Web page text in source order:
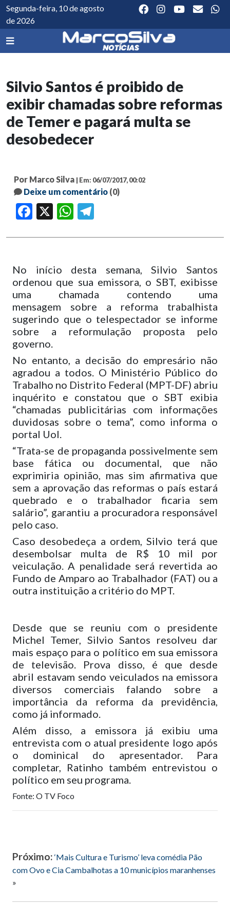
Segunda-feira, 10 de agosto
de 2026
Silvio Santos é proibido de
exibir chamadas sobre reformas
de Temer e pagará multa se
desobedecer
Por Marco Silva | Em: 06/07/2017, 00:02
Deixe um comentário (0)
Facebook WhatsApp
No início desta semana, Silvio Santos
ordenou que sua emissora, o SBT, exibisse
uma chamada contendo uma
mensagem sobre a reforma trabalhista
sugerindo que o telespectador se informe
sobre a reformulação proposta pelo
governo.
No entanto, a decisão do empresário não
agradou a todos. O Ministério Público do
Trabalho no Distrito Federal (MPT-DF) abriu
inquérito e constatou que o SBT exibia
“chamadas publicitárias com informações
duvidosas sobre o tema”, como informa o
portal Uol.
“Trata-se de propaganda possivelmente sem
base fática ou documental, que não
exprimiria opinião, mas sim afirmativa que
sem a aprovação das reformas o país estará
quebrado e o trabalhador ficaria sem
salário”, garantiu a procuradora responsável
pelo caso.
Caso desobedeça a ordem, Silvio terá que
desembolsar multa de R$ 10 mil por
veiculação. A penalidade será revertida ao
Fundo de Amparo ao Trabalhador (FAT) ou a
outra instituição a critério do MPT.
Desde que se reuniu com o presidente
Michel Temer, Silvio Santos resolveu dar
mais espaço para o político em sua emissora
de televisão. Prova disso, é que desde
abril estavam sendo veiculados na emissora
diversos comerciais falando sobre a
importância da reforma da previdência,
como já informado.
Além disso, a emissora já exibiu uma
entrevista com o atual presidente logo após
o dominical do apresentador. Para
completar, Ratinho também entrevistou o
político em seu programa.
Fonte: O TV Foco
Próximo: ‘Mais Cultura e Turismo’ leva comédia Pão
com Ovo e Cia Cambalhotas a 10 municípios maranhenses
»